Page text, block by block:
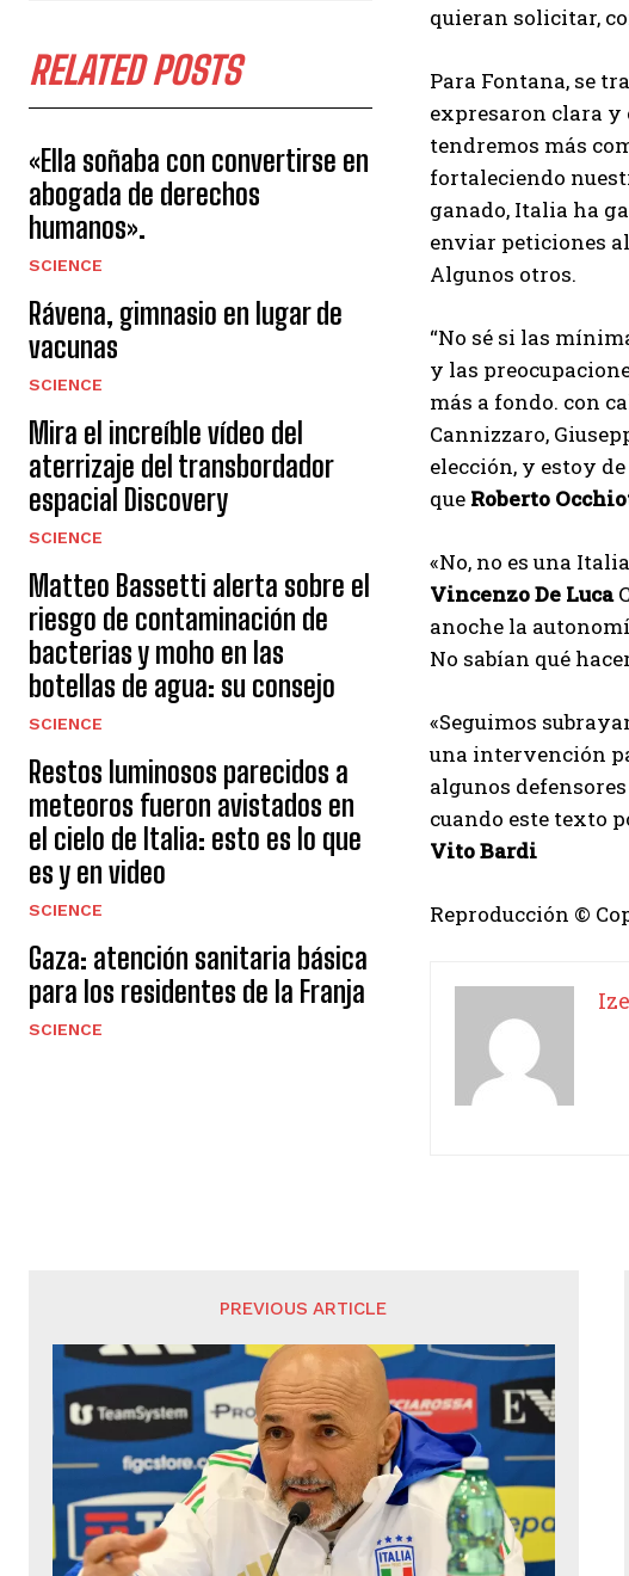
I've
RELATED POSTS
«Ella soñaba con convertirse en
abogada de derechos
humanos».
SCIENCE
Rávena, gimnasio en lugar de
vacunas
SCIENCE
Mira el increíble vídeo del
aterrizaje del transbordador
espacial Discovery
SCIENCE
Matteo Bassetti alerta sobre el
riesgo de contaminación de
bacterias y moho en las
botellas de agua: su consejo
SCIENCE
Restos luminosos parecidos a
meteoros fueron avistados en
el cielo de Italia: esto es lo que
es y en video
SCIENCE
Gaza: atención sanitaria básica
para los residentes de la Franja
SCIENCE
quieran solicitar,
Para Fontana, se
expresaron clara y
tendremos más
fortaleciendo
ganado, Italia ha
enviar peticiones
Algunos otros.
“No sé si las
y las
más a fondo. con
Cannizzaro,
elección, y estoy
que Roberto
«No, no es una
Vincenzo De Luca
anoche la
No sabían qué
«Seguimos
una intervención
algunos
cuando este texto
Vito Bardi
Reproducción ©
PREVIOUS ARTICLE